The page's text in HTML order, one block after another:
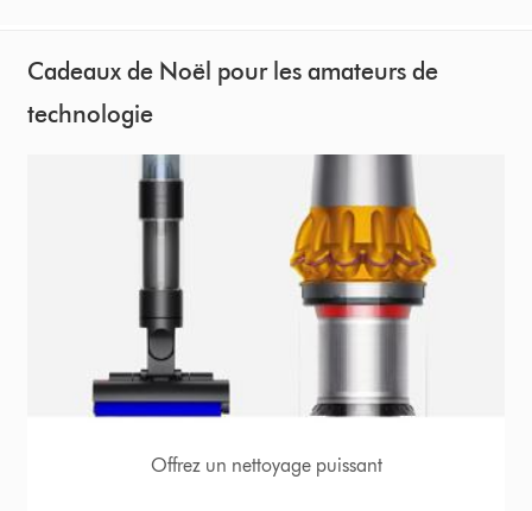
Cadeaux de Noël pour les amateurs de
technologie
Offrez un nettoyage puissant